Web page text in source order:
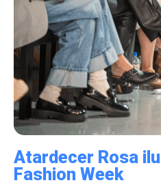
Atardecer Rosa
Fashion Week